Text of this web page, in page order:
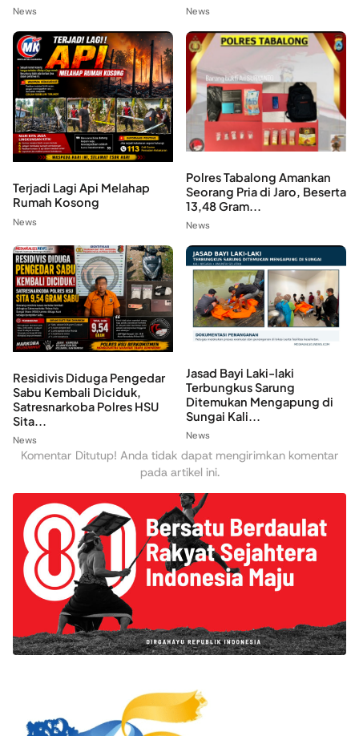
News News
Terjadi Lagi Api Melahap
Rumah Kosong
News
Polres Tabalong Amankan
Seorang Pria di Jaro, Beserta
13,48 Gram...
News
Residivis Diduga Pengedar
Sabu Kembali Diciduk,
Satresnarkoba Polres HSU
Sita...
News
Jasad Bayi Laki-laki
Terbungkus Sarung
Ditemukan Mengapung di
Sungai Kali...
News
Komentar Ditutup! Anda tidak dapat mengirimkan komentar
pada artikel ini.